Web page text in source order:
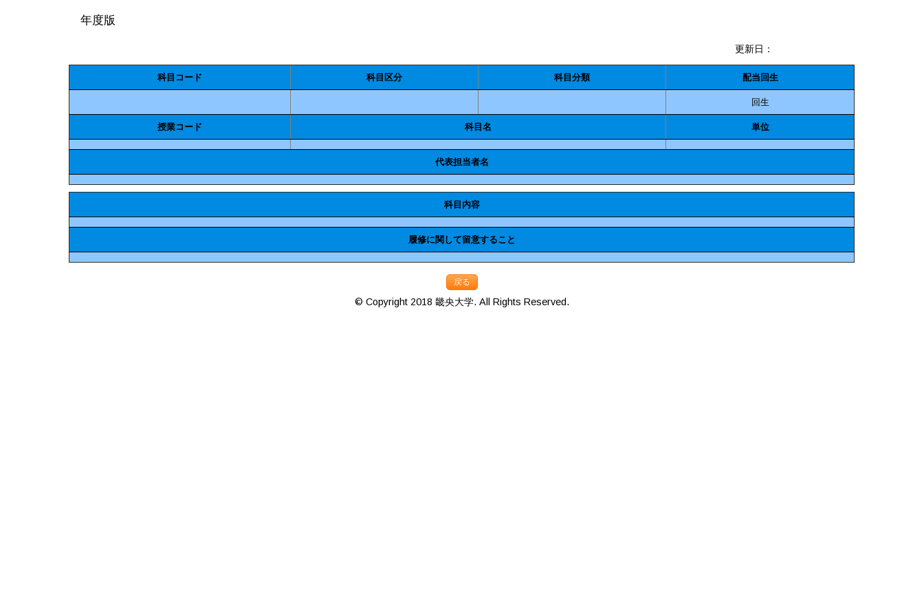
年度版
更新日：
科目コード 科目区分 科目分類 配当回生
回生
授業コード 科目名 単位
代表担当者名
科目内容
履修に関して留意すること
戻る
© Copyright 2018 畿央大学. All Rights Reserved.